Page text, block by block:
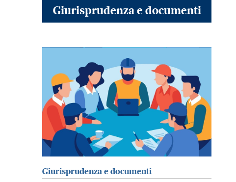
Giurisprudenza e documenti
Giurisprudenza e documenti